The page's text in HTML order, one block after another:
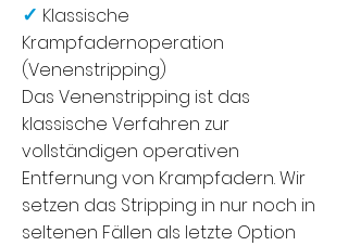
✓ Klassische
Krampfadernoperation
(Venenstripping)
Das Venenstripping ist das
klassische Verfahren zur
vollständigen operativen
Entfernung von Krampfadern. Wir
setzen das Stripping in nur noch in
seltenen Fällen als letzte Option